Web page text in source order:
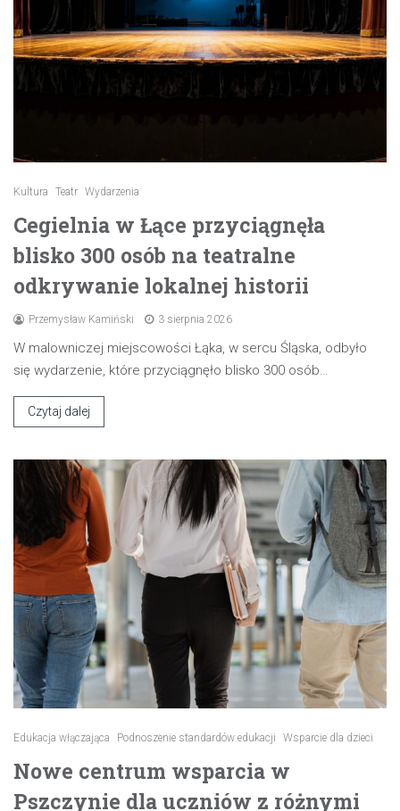
Kultura Teatr Wydarzenia
Cegielnia w Łące przyciągnęła
blisko 300 osób na teatralne
odkrywanie lokalnej historii
Przemysław Kamiński 3 sierpnia 2026
W malowniczej miejscowości Łąka, w sercu Śląska, odbyło
się wydarzenie, które przyciągnęło blisko 300 osób…
Czytaj dalej
Edukacja włączająca Podnoszenie standardów edukacji Wsparcie dla dzieci
Nowe centrum wsparcia w
Pszczynie dla uczniów z różnymi